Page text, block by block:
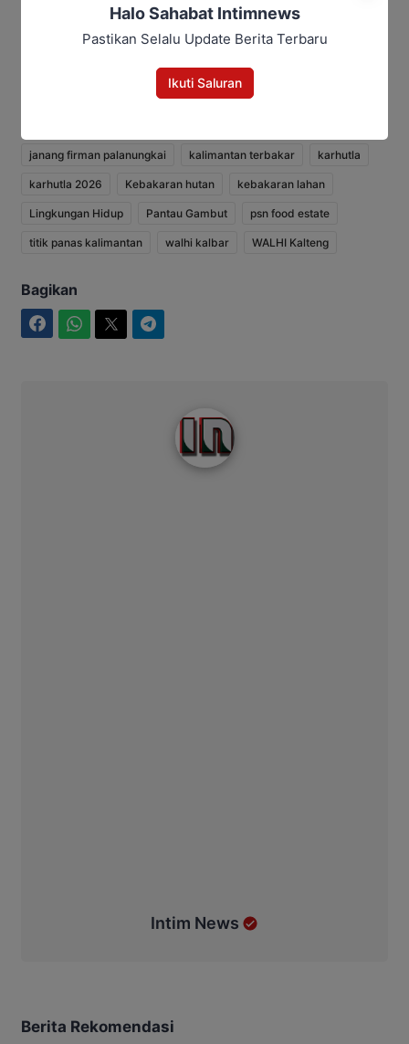
Paris Mendadak Mundur sebagai
Pengacara Mantan Jampidsus
ekosistem gambut el nino 2026
janang firman palanungkai kalimantan terbakar karhutla
karhutla 2026 Kebakaran hutan kebakaran lahan
Lingkungan Hidup Pantau Gambut psn food estate
titik panas kalimantan walhi kalbar WALHI Kalteng
Bagikan
Intim News
Berita Rekomendasi
Halo Sahabat Intimnews
Pastikan Selalu Update Berita Terbaru
Ikuti Saluran